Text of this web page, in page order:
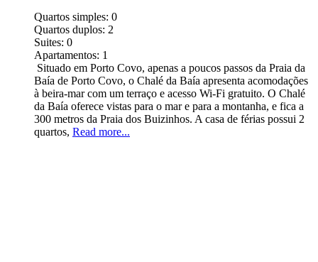
Quartos simples: 0
Quartos duplos: 2
Suites: 0
Apartamentos: 1
Situado em Porto Covo, apenas a poucos passos da Praia da
Baía de Porto Covo, o Chalé da Baía apresenta acomodações
à beira-mar com um terraço e acesso Wi-Fi gratuito. O Chalé
da Baía oferece vistas para o mar e para a montanha, e fica a
300 metros da Praia dos Buizinhos. A casa de férias possui 2
quartos, Read more...